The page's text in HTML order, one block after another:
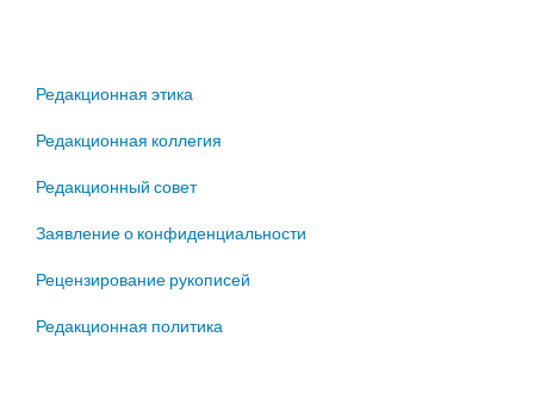
Редакционная этика
Редакционная коллегия
Редакционный совет
Заявление о конфиденциальности
Рецензирование рукописей
Редакционная политика